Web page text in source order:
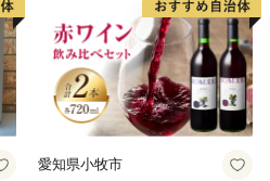
愛知県小牧市